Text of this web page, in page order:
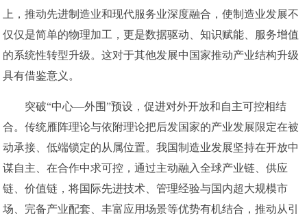
上，推动先进制造业和现代服务业深度融合，使制造业发展不
仅仅是简单的物理加工，更是数据驱动、知识赋能、服务增值
的系统性转型升级。这对于其他发展中国家推动产业结构升级
具有借鉴意义。
突破“中心—外围”预设，促进对外开放和自主可控相结
合。传统雁阵理论与依附理论把后发国家的产业发展限定在被
动承接、低端锁定的从属位置。我国制造业发展坚持在开放中
谋自主、在合作中求可控，通过主动融入全球产业链、供应
链、价值链，将国际先进技术、管理经验与国内超大规模市
场、完备产业配套、丰富应用场景等优势有机结合，推动从引